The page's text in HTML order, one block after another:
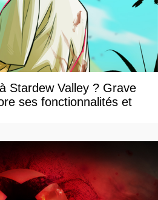
Stardew Valley ? Grave
ses fonctionnalités et